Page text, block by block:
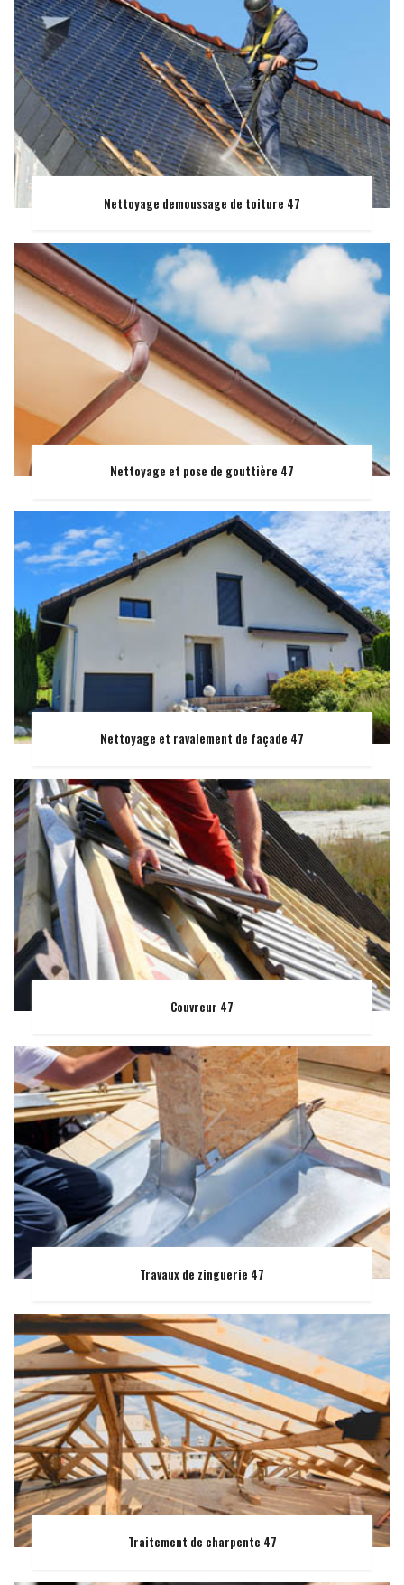
Nettoyage demoussage de toiture 47
Nettoyage et pose de gouttière 47
Nettoyage et ravalement de façade 47
Couvreur 47
Travaux de zinguerie 47
Traitement de charpente 47